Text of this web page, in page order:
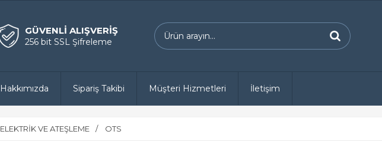
GÜVENLİ ALIŞVERİŞ
256 bit SSL Şifreleme
Hakkımızda Sipariş Takibi Müşteri Hizmetleri İletişim
ELEKTRİK VE ATEŞLEME OTS